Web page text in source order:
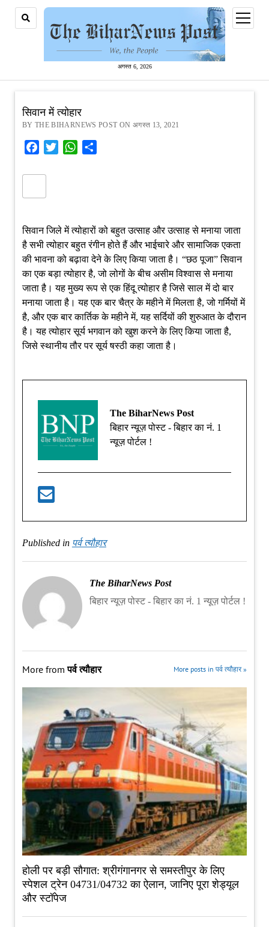
अगस्त 6, 2026
open
menu
सिवान में त्योहार
BY THE BIHARNEWS POST ON अगस्त 13, 2021
Facebook
TwitterWhatsApp
सिवान जिले में त्योहारों को बहुत उत्साह और उत्साह से मनाया जाता
है सभी त्योहार बहुत रंगीन होते हैं और भाईचारे और सामाजिक एकता
की भावना को बढ़ावा देने के लिए किया जाता है। “छठ पूजा” सिवान
का एक बड़ा त्योहार है, जो लोगों के बीच असीम विश्वास से मनाया
जाता है। यह मुख्य रूप से एक हिंदू त्योहार है जिसे साल में दो बार
मनाया जाता है। यह एक बार चैत्र के महीने में मिलता है, जो गर्मियों में
है, और एक बार कार्तिक के महीने में, यह सर्दियों की शुरुआत के दौरान
है। यह त्योहार सूर्य भगवान को खुश करने के लिए किया जाता है,
जिसे स्थानीय तौर पर सूर्य षस्ठी कहा जाता है।
The BiharNews Post
बिहार न्यूज़ पोस्ट - बिहार का नं. 1
न्यूज़ पोर्टल !
Published in पर्व त्यौहार
The BiharNews Post
बिहार न्यूज़ पोस्ट - बिहार का नं. 1 न्यूज़ पोर्टल !
More fromपर्व त्यौहार More posts in पर्व त्यौहार »
होली पर बड़ी सौगात: श्रीगंगानगर से समस्तीपुर के लिए
स्पेशल ट्रेन 04731/04732 का ऐलान, जानिए पूरा शेड्यूल
और स्टॉपेज